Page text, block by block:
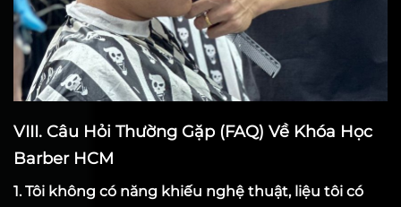
VIII. Câu Hỏi Thường Gặp (FAQ) Về Khóa Học
Barber HCM
1. Tôi không có năng khiếu nghệ thuật, liệu tôi có